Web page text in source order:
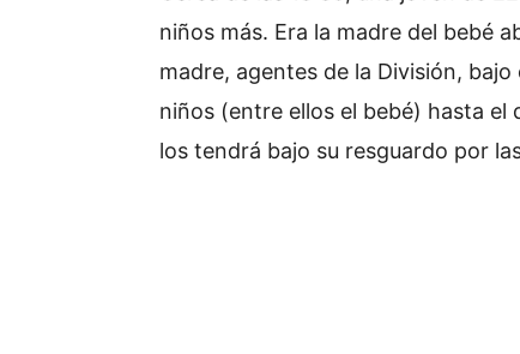
niños más. Era la madre del bebé
madre, agentes de la División,
niños (entre ellos el bebé) hasta el
los tendrá bajo su resguardo por